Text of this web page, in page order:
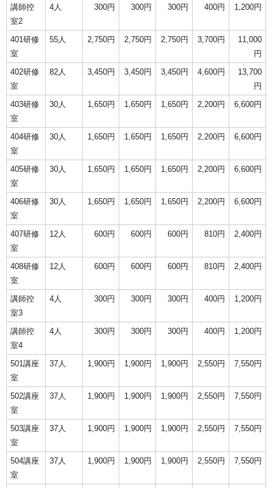
講師控
室2
4人 300円 300円 300円 400円 1,200円
401研修
室
55人 2,750円 2,750円 2,750円 3,700円
11,000
円
402研修
室
82人 3,450円 3,450円 3,450円 4,600円
13,700
円
403研修
室
30人 1,650円 1,650円 1,650円 2,200円 6,600円
404研修
室
30人 1,650円 1,650円 1,650円 2,200円 6,600円
405研修
室
30人 1,650円 1,650円 1,650円 2,200円 6,600円
406研修
室
30人 1,650円 1,650円 1,650円 2,200円 6,600円
407研修
室
12人 600円 600円 600円 810円 2,400円
408研修
室
12人 600円 600円 600円 810円 2,400円
講師控
室3
4人 300円 300円 300円 400円 1,200円
講師控
室4
4人 300円 300円 300円 400円 1,200円
501講座
室
37人 1,900円 1,900円 1,900円 2,550円 7,550円
502講座
室
37人 1,900円 1,900円 1,900円 2,550円 7,550円
503講座
室
37人 1,900円 1,900円 1,900円 2,550円 7,550円
504講座
室
37人 1,900円 1,900円 1,900円 2,550円 7,550円